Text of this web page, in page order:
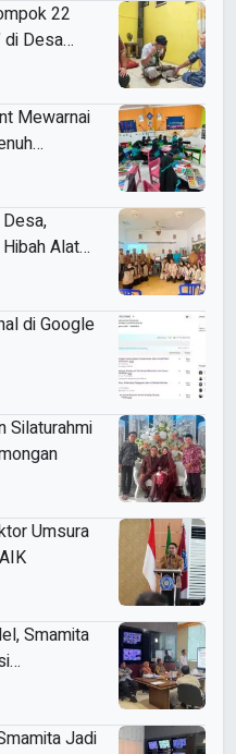
22
di Desa
Mewarnai
Alat
di Google
Silaturahmi
Umsura
Smamita
Jadi